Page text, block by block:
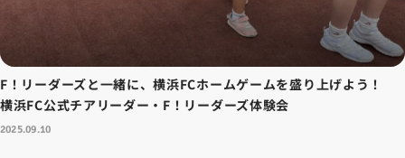
F！リーダーズと一緒に、横浜FCホームゲームを盛り上げよう！
横浜FC公式チアリーダー・F！リーダーズ体験会
2025.09.10